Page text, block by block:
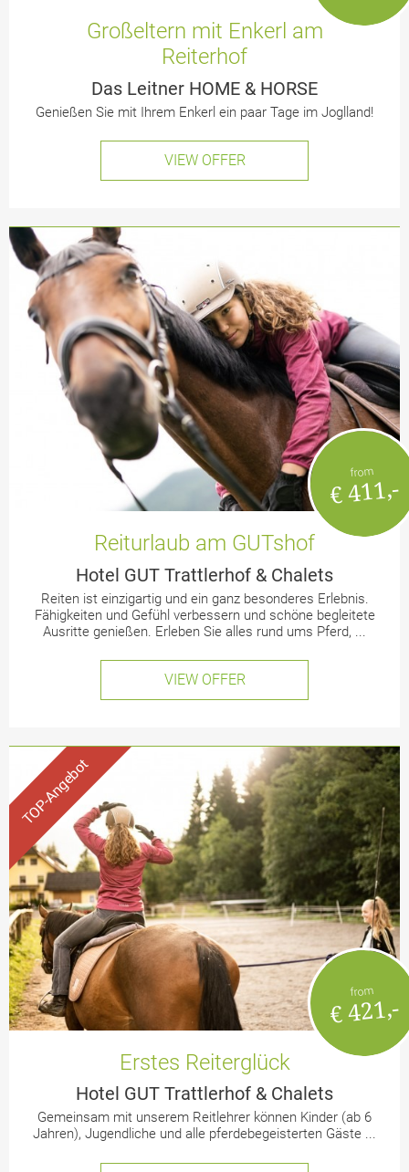
Großeltern mit Enkerl am
Reiterhof
Das Leitner HOME & HORSE
Genießen Sie mit Ihrem Enkerl ein paar Tage im Joglland!
VIEW OFFER
from
€ 411,-
Reiturlaub am GUTshof
Hotel GUT Trattlerhof & Chalets
Reiten ist einzigartig und ein ganz besonderes Erlebnis.
Fähigkeiten und Gefühl verbessern und schöne begleitete
Ausritte genießen. Erleben Sie alles rund ums Pferd, ...
VIEW OFFER
from
€ 421,-
Erstes Reiterglück
Hotel GUT Trattlerhof & Chalets
Gemeinsam mit unserem Reitlehrer können Kinder (ab 6
Jahren), Jugendliche und alle pferdebegeisterten Gäste ...